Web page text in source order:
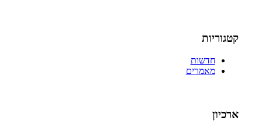
קטגוריות
חדשות
מאמרים
ארכיון